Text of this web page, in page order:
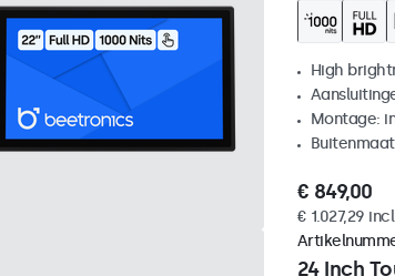
High
Montage:
€ 849,00
€ 1.027,29
24 Inch